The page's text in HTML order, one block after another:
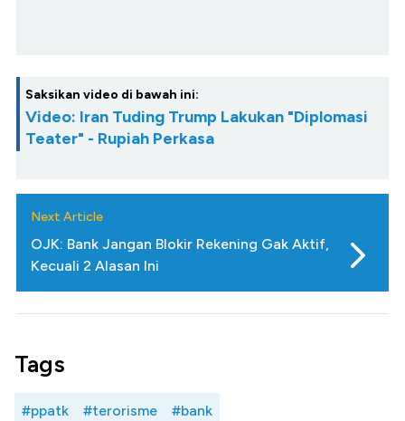
Saksikan video di bawah ini:
Video: Iran Tuding Trump Lakukan "Diplomasi
Teater" - Rupiah Perkasa
Next Article
OJK: Bank Jangan Blokir Rekening Gak Aktif,
Kecuali 2 Alasan Ini
Tags
#ppatk #terorisme #bank